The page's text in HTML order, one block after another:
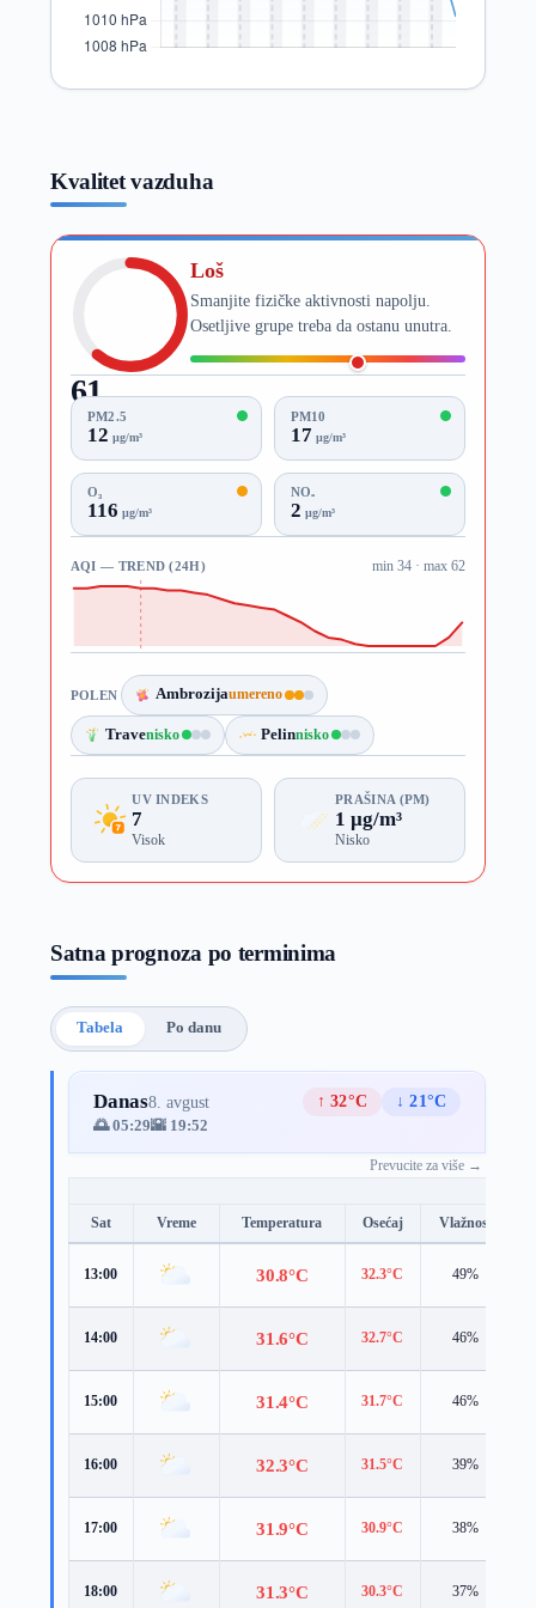
Kvalitet vazduha
61
AQI
Loš
Smanjite fizičke aktivnosti napolju.
Osetljive grupe treba da ostanu unutra.
PM2.5
12 µg/m³
PM10
17 µg/m³
O₃
116 µg/m³
NO₂
2 µg/m³
AQI — TREND (24H) min 34 · max 62
POLEN Ambrozijaumereno
Travenisko Pelinnisko
UV INDEKS
7
Visok
PRAŠINA (PM)
1 µg/m³
Nisko
Satna prognoza po terminima
Tabela Po danu
Danas8. avgust ↑ 32°C
↓ 21°C
🌅 05:29🌇 19:52
Prevucite za više →
Sat Vreme Temperatura Osećaj Vlažnost
13:00 30.8°C 32.3°C 49%
14:00 31.6°C 32.7°C 46%
15:00 31.4°C 31.7°C 46%
16:00 32.3°C 31.5°C 39%
17:00 31.9°C 30.9°C 38%
18:00 31.3°C 30.3°C 37%